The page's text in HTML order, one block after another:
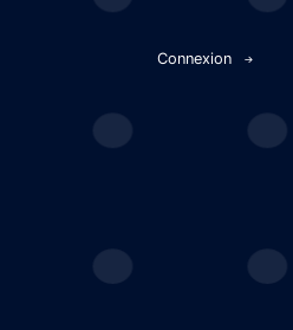
Connexion